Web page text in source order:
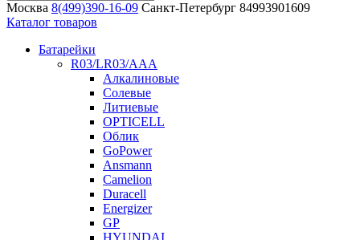
Москва 8(499)390-16-09 Санкт-Петербург 84993901609
Каталог товаров
Батарейки
R03/LR03/AAA
Алкалиновые
Солевые
Литиевые
OPTICELL
Облик
GoPower
Ansmann
Camelion
Duracell
Energizer
GP
HYUNDAI